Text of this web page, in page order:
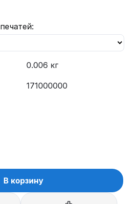
0.006 кг
171000000
В корзину